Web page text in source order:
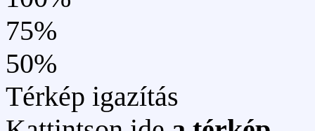
75%
50%
Térkép igazítás